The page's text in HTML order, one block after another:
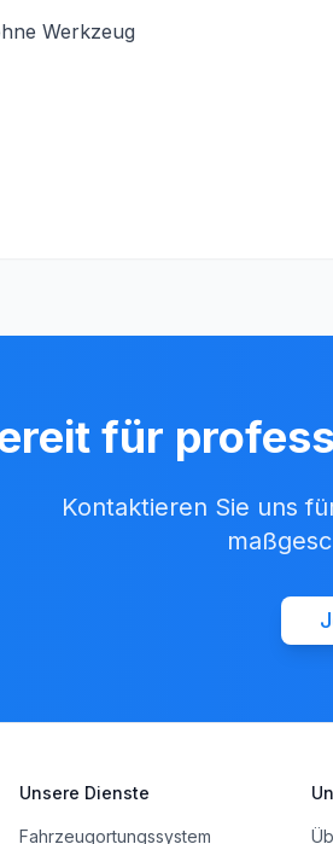
Werkzeug
für
Kontaktieren Sie uns
Unsere Dienste
Fahrzeugortungssystem